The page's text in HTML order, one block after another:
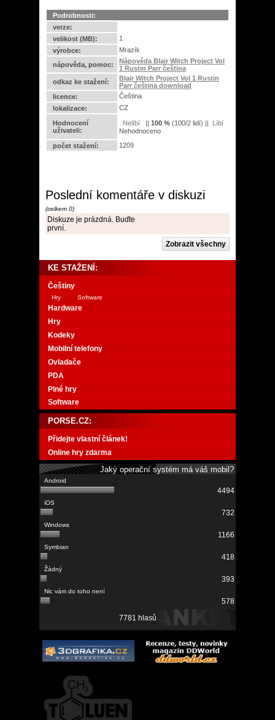
Podrobnosti:
verze:
velikost (MB):
1
výrobce:
Mrazík
nápověda, pomoc:
Nápověda Blair Witch Project Vol
1 Rustin Parr čeština
odkaz ke stažení:
Blair Witch Project Vol 1 Rustin
Parr čeština download
licence:
Čeština
lokalizace:
CZ
Hodnocení
uživateli:
|| 100 % (100/2 lidí) ||
Nehodnoceno
počet stažení:
1209
Poslední komentáře v diskuzi
(celkem 0)
Diskuze je prázdná. Buďte
první.
KE STAŽENÍ:
Češtiny
Hry Software
Hardware
Hry
Kodeky
Mobilní telefony
Ovladače
PDA
Plné hry
Software
PORSE.CZ:
Přidejte vlastní článek!
Online hry zdarma
Jaký operační systém má váš mobil?
4494
732
1166
418
393
578
7781 hlasů